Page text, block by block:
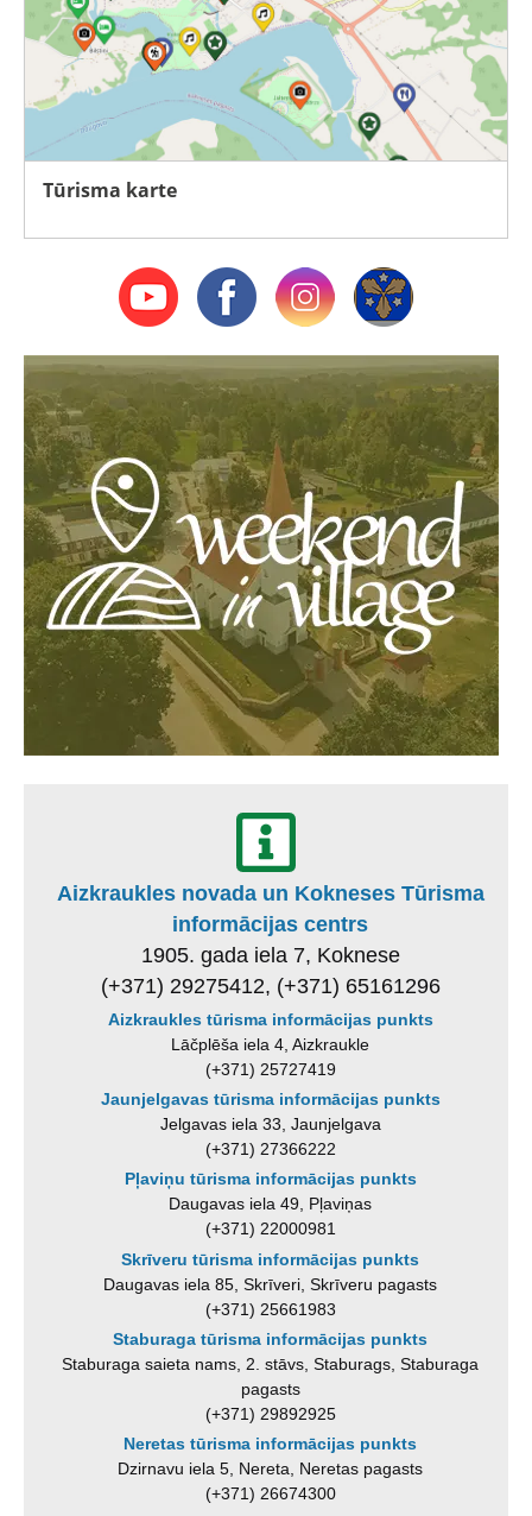
Tūrisma karte
Aizkraukles novada un Kokneses Tūrisma
informācijas centrs
1905. gada iela 7, Koknese
(+371) 29275412, (+371) 65161296
Aizkraukles tūrisma informācijas punkts
Lāčplēša iela 4, Aizkraukle
(+371) 25727419
Jaunjelgavas tūrisma informācijas punkts
Jelgavas iela 33, Jaunjelgava
(+371) 27366222
Pļaviņu tūrisma informācijas punkts
Daugavas iela 49, Pļaviņas
(+371) 22000981
Skrīveru tūrisma informācijas punkts
Daugavas iela 85, Skrīveri, Skrīveru pagasts
(+371) 25661983
Staburaga tūrisma informācijas punkts
Staburaga saieta nams, 2. stāvs, Staburags, Staburaga
pagasts
(+371) 29892925
Neretas tūrisma informācijas punkts
Dzirnavu iela 5, Nereta, Neretas pagasts
(+371) 26674300